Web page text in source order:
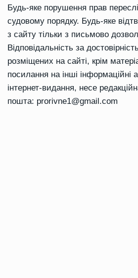
Будь-яке порушення прав
судовому порядку. Будь-яке
з сайту тільки з письмово
Відповідальність за
розміщених на сайті, крім
посилання на інші інформаційні
інтернет-видання, несе
пошта: prorivne1@gmail.com